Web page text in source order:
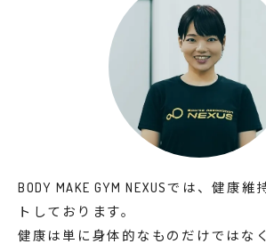
BODY MAKE GYM NEXUSでは、健康
トしております。
健康は単に身体的なものだけではな